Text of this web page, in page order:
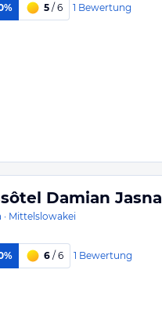
5 / 6 1 Bewertung
Damian Jasna
· Mittelslowakei
6 / 6 1 Bewertung